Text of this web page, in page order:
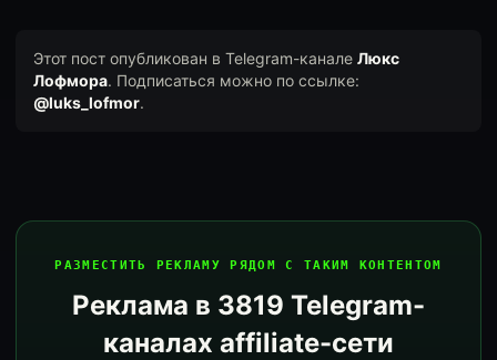
Этот пост опубликован в Telegram-канале Люкс
Лофмора. Подписаться можно по ссылке:
@luks_lofmor.
РАЗМЕСТИТЬ РЕКЛАМУ РЯДОМ С ТАКИМ КОНТЕНТОМ
Реклама в 3819 Telegram-
каналах affiliate-сети